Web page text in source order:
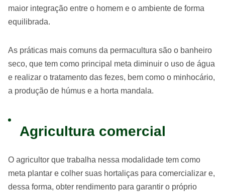
maior integração entre o homem e o ambiente de forma
equilibrada.
As práticas mais comuns da permacultura são o banheiro
seco, que tem como principal meta diminuir o uso de água
e realizar o tratamento das fezes, bem como o minhocário,
a produção de húmus e a horta mandala.
Agricultura comercial
O agricultor que trabalha nessa modalidade tem como
meta plantar e colher suas hortaliças para comercializar e,
dessa forma, obter rendimento para garantir o próprio